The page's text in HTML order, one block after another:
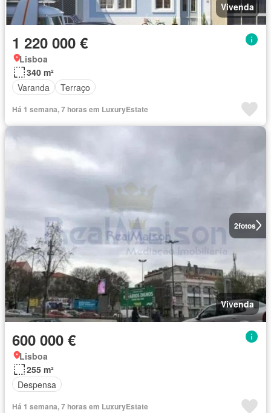
Vivenda
1 220 000 €
Lisboa
340 m²
Varanda
Terraço
Há 1 semana, 7 horas em LuxuryEstate
2fotos
Vivenda
600 000 €
Lisboa
255 m²
Despensa
Há 1 semana, 7 horas em LuxuryEstate